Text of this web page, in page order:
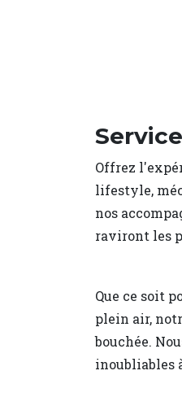
Offrez
lifestyle,
nos
raviront les
Que ce soit
plein air,
bouchée.
inoubliables